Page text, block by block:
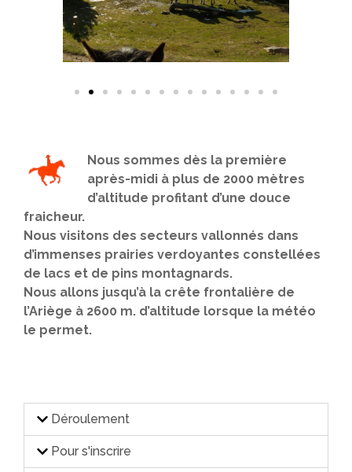
Nous sommes dès la première
après-midi à plus de 2000 mètres
d’altitude profitant d’une douce
fraicheur.
Nous visitons des secteurs vallonnés dans
d’immenses prairies verdoyantes constellées
de lacs et de pins montagnards.
Nous allons jusqu’à la crête frontalière de
l’Ariège à 2600 m. d’altitude lorsque la météo
le permet.
Déroulement
Pour s'inscrire